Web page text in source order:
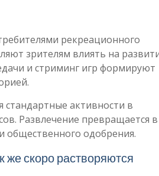
рекреационного
зрителям влиять на
и стриминг игр формируют
активности в
Развлечение превращается в
общественного одобрения.
же скоро растворяются